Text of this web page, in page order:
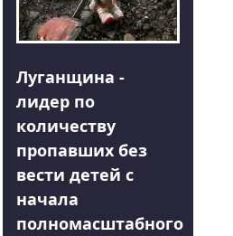
Луганщина -
лидер по
количеству
пропавших без
вести детей с
начала
полномасштабного